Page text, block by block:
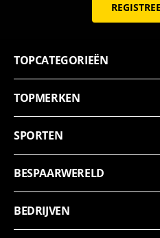
TOPCATEGORIEËN
TOPMERKEN
SPORTEN
BESPAARWERELD
BEDRIJVEN